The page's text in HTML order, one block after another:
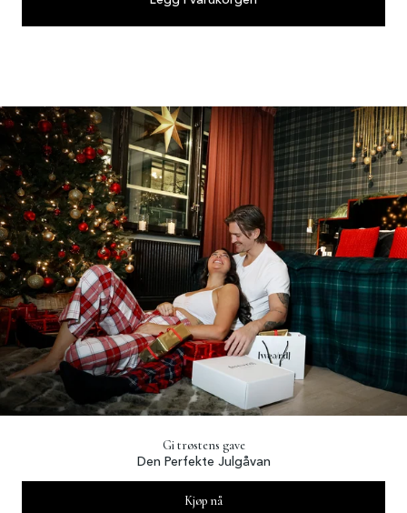
Gi trøstens gave
Den Perfekte Julgåvan
Kjøp nå